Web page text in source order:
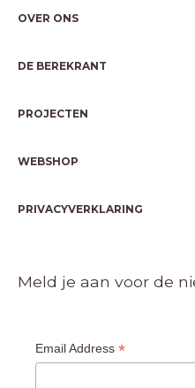
OVER ONS
DE BEREKRANT
PROJECTEN
WEBSHOP
PRIVACYVERKLARING
Meld je aan voor de
Email Address *